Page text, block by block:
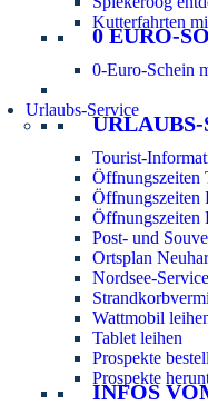
Kutterfahrten
0 EURO-
0-Euro-Schein
Urlaubs-Service
Tourist-
Öffnungszeiten
Öffnungszeiten
Öffnungszeiten
Post- und
Ortsplan
Nordsee-
Wattmobil
Tablet leihen
Prospekte
Prospekte
INFOS